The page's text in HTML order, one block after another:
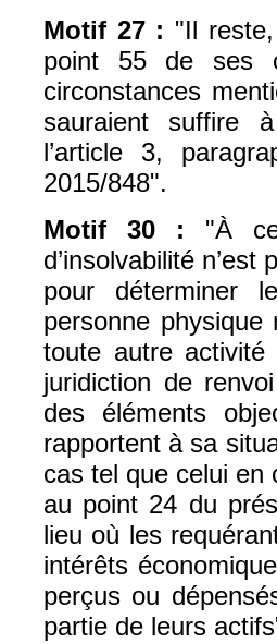
Motif 27 : "Il
point 55 de ses
circonstances
sauraient suffire
l’article 3,
2015/848".
Motif 30 : "À
d’insolvabilité
pour déterminer
personne physique
toute autre activité
juridiction de
des éléments
rapportent à sa
cas tel que celui en
au point 24 du
lieu où les
intérêts
perçus ou
partie de leurs